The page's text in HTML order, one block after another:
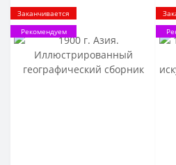
Заканчивается
Рекомендуем